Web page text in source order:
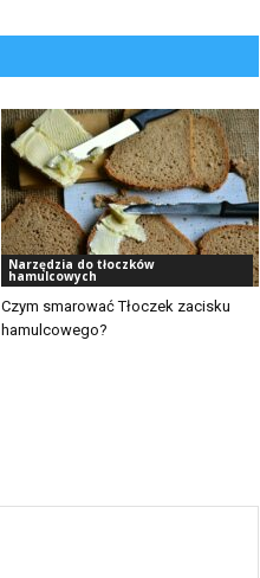
Narzędzia do tłoczków
hamulcowych
Czym smarować Tłoczek zacisku
hamulcowego?